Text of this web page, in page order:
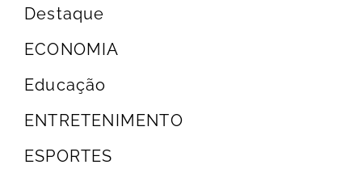
Destaque
ECONOMIA
Educação
ENTRETENIMENTO
ESPORTES